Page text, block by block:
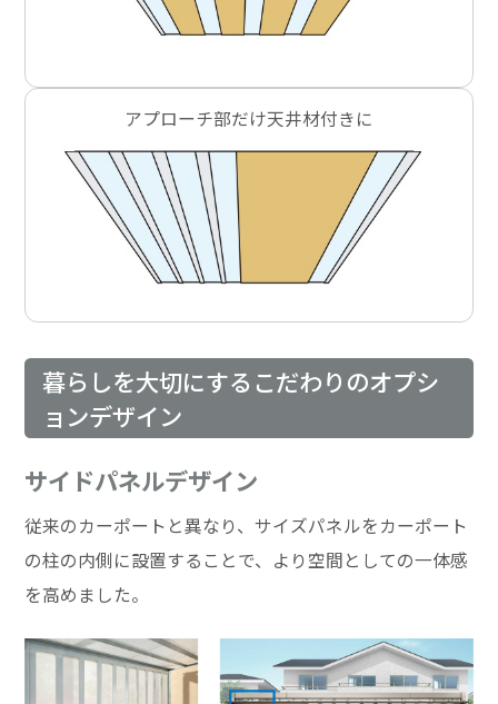
アプローチ部だけ天井材付きに
暮らしを大切にするこだわりのオプシ
ョンデザイン
サイドパネルデザイン
従来のカーポートと異なり、サイズパネルをカーポート
の柱の内側に設置することで、より空間としての一体感
を高めました。